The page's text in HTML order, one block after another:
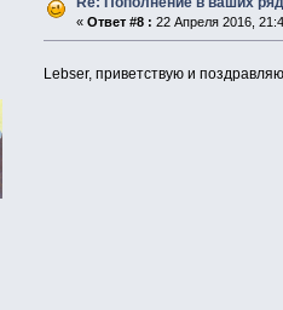
«Ответ #8 : 22 Апреля 2016,
Lebser, приветствую и